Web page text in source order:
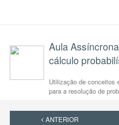
Aula
cálculo
Utilização de conceitos
para a resolução de
ANTERIOR